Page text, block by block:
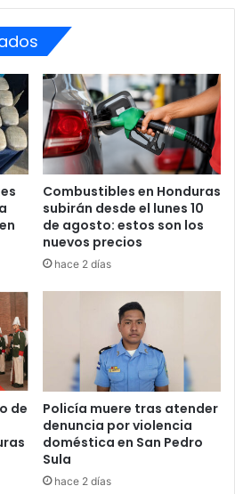
meses.
en la actualidad está
del Congreso Nacional, pero
convenio con la Oabi, va a tener
sede regional en Honduras”,
por el Congreso y la Oabi
información entre las
que debe de existir en
el Congreso
firmado con la OABI va
al Congreso Nacional porque
en el departamento de Cortés,
de San Pedro Sula”, indicó el
Carlos Ledezma.
que el establecimiento de la
Combustibles en Honduras
subirán desde el lunes 10
de agosto: estos son los
nuevos precios
hace 2 días
de
Policía muere tras atender
denuncia por violencia
doméstica en San Pedro
Sula
hace 2 días